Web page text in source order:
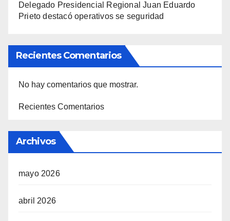
Delegado Presidencial Regional Juan Eduardo
Prieto destacó operativos se seguridad
Recientes Comentarios
No hay comentarios que mostrar.
Recientes Comentarios
Archivos
mayo 2026
abril 2026